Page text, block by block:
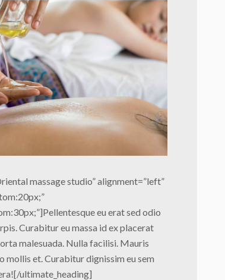
massage studio” alignment=”left”
eu erat sed odio
Curabitur eu massa id ex placerat
malesuada. Nulla facilisi. Mauris
mollis et. Curabitur dignissim eu sem
ultimate_heading]